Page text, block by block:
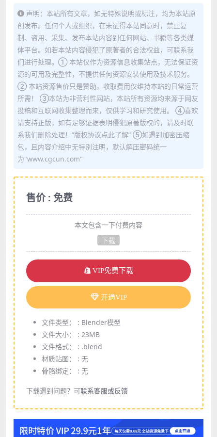
声明：本站所有文章，如无特殊说明或标注，均为本站原
创发布。任何个人或组织，在未征得本站同意时，禁止复
制、盗用、采集、发布本站内容到任何网站、书籍等各类媒
体平台。如若本站内容侵犯了原著者的合法权益，可联系我
们进行处理。① 本站仅作为资源信息收集站点，无法保证资
源的可用及完整性，不提供任何资源安装使用及技术服务。
② 本站资源售价只是赞助，收取费用仅维持本站的日常运营
所需！ ③本站为非营利性网站，本站所有资源均来源于网友
投稿和互联网收集整理而来，仅供学习和研究使用。 ④喜欢
请支持正版，如有足够证据表明侵犯原著版权的，请及时联
系我们删除处理！“版权协议点此了解” ⑤如遇到加密压缩
包，且内容介绍中无特别注明，默认解压密码统一
为"www.cgcun.com"
售价 : 免费
本文包含一下付费内容
下载
VIP免费下载
开通VIP
文件类型： : Blender模型
文件大小： : 23MB
文件格式： : .blend
材质贴图： : 无
骨骼绑定： : 无
下载遇到问题？可联系客服或反馈